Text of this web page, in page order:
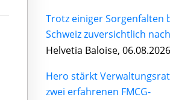
Trotz einiger Sorgenfalten
Schweiz zuversichtlich
Helvetia Baloise, 06.08.2026
Hero stärkt
zwei erfahrenen FMCG-